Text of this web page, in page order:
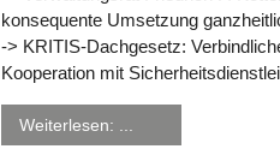
konsequente Umsetzung
-> KRITIS-Dachgesetz:
Kooperation mit
Weiterlesen: ...